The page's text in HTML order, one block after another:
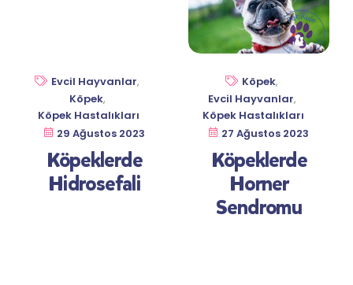
Köpeklerde
Hidrosefali
Evcil Hayvanlar,
Köpek,
Köpek Hastalıkları
29 Ağustos 2023
Köpeklerde
Horner
Sendromu
Köpek,
Evcil Hayvanlar,
Köpek Hastalıkları
27 Ağustos 2023